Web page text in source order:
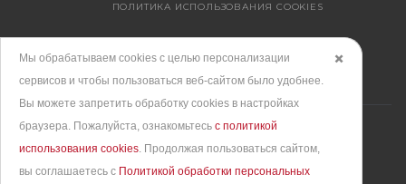
ПОЛИТИКА ИСПОЛЬЗОВАНИЯ COOKIES
✖️
Мы обрабатываем cookies с целью персонализации
сервисов и чтобы пользоваться веб-сайтом было удобнее.
Вы можете запретить обработку сookies в настройках
браузера. Пожалуйста, ознакомьтесь с политикой
использования cookies. Продолжая пользоваться сайтом,
вы соглашаетесь с Политикой обработки персональных